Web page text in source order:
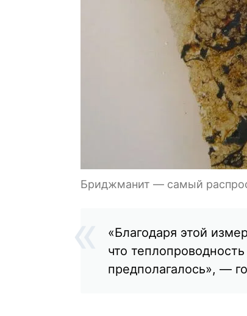
Бриджманит — самый
«Благодаря этой
что
предполагалось», —